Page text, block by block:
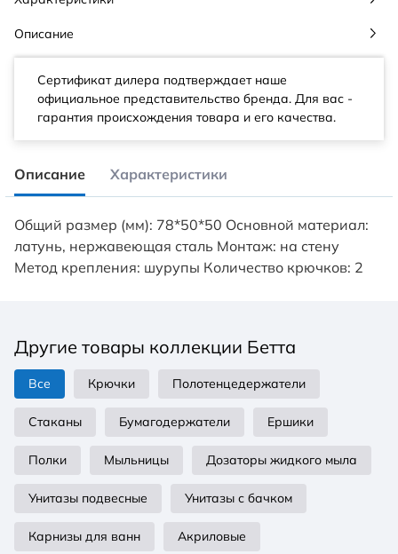
Описание
Сертификат дилера подтверждает наше
официальное представительство бренда. Для вас -
гарантия происхождения товара и его качества.
Описание Характеристики
Общий размер (мм): 78*50*50 Основной материал:
латунь, нержавеющая сталь Монтаж: на стену
Метод крепления: шурупы Количество крючков: 2
Другие товары коллекции Бетта
Все Крючки Полотенцедержатели
Стаканы Бумагодержатели Ершики
Полки Мыльницы Дозаторы жидкого мыла
Унитазы подвесные Унитазы с бачком
Карнизы для ванн Акриловые